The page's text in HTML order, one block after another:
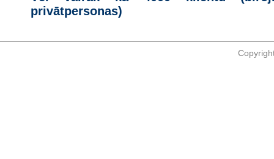
privātpersonas)